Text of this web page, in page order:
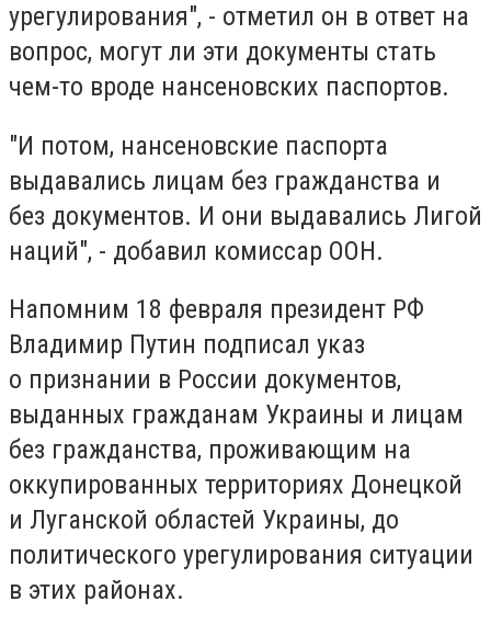
урегулирования", - отметил он в ответ на
вопрос, могут ли эти документы стать
чем-то вроде нансеновских паспортов.
"И потом, нансеновские паспорта
выдавались лицам без гражданства и
без документов. И они выдавались Лигой
наций", - добавил комиссар ООН.
Напомним 18 февраля президент РФ
Владимир Путин подписал указ
о признании в России документов,
выданных гражданам Украины и лицам
без гражданства, проживающим на
оккупированных территориях Донецкой
и Луганской областей Украины, до
политического урегулирования ситуации
в этих районах.